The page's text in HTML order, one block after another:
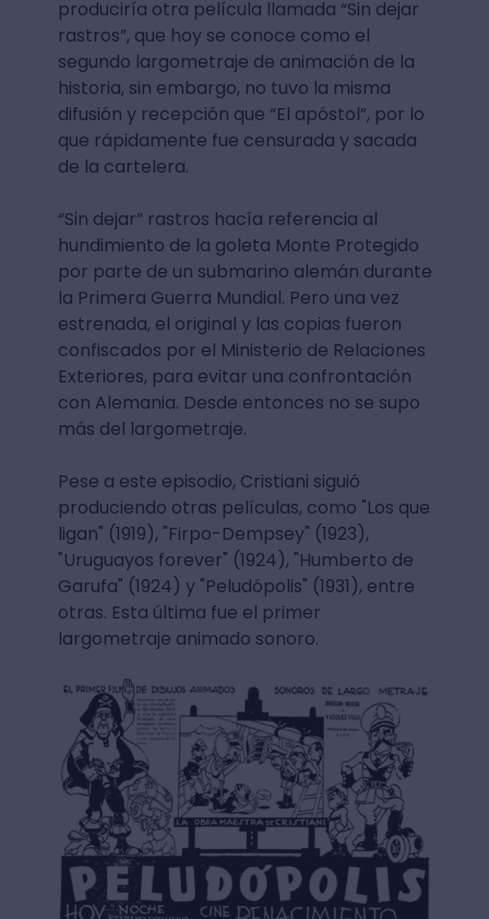
produciría otra película llamada “Sin dejar
rastros”, que hoy se conoce como el
segundo largometraje de animación de la
historia, sin embargo, no tuvo la misma
difusión y recepción que “El apóstol”, por lo
que rápidamente fue censurada y sacada
de la cartelera.
“Sin dejar” rastros hacía referencia al
hundimiento de la goleta Monte Protegido
por parte de un submarino alemán durante
la Primera Guerra Mundial. Pero una vez
estrenada, el original y las copias fueron
confiscados por el Ministerio de Relaciones
Exteriores, para evitar una confrontación
con Alemania. Desde entonces no se supo
más del largometraje.
Pese a este episodio, Cristiani siguió
produciendo otras películas, como "Los que
ligan" (1919), "Firpo-Dempsey" (1923),
"Uruguayos forever" (1924), "Humberto de
Garufa" (1924) y "Peludópolis" (1931), entre
otras. Esta última fue el primer
largometraje animado sonoro.